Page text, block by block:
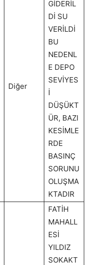
Diğer
GİDERİL
Dİ SU
VERİLDİ
BU
NEDENL
E DEPO
SEVİYES
İ
DÜŞÜKT
ÜR, BAZI
KESİMLE
RDE
BASINÇ
SORUNU
OLUŞMA
KTADIR
FATİH
MAHALL
ESİ
YILDIZ
SOKAKT